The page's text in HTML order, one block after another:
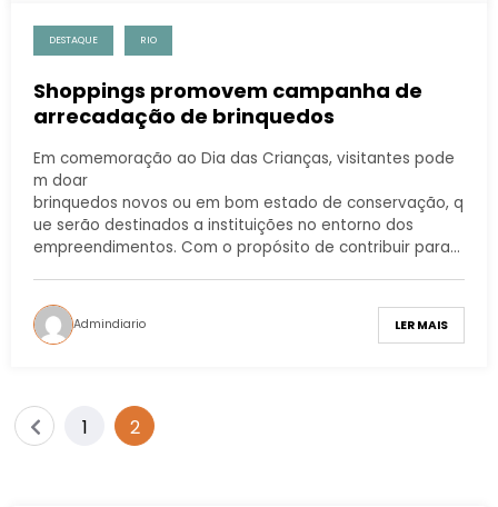
DESTAQUE RIO
Shoppings promovem campanha de
arrecadação de brinquedos
Em comemoração ao Dia das Crianças, visitantes pode
m doar
brinquedos novos ou em bom estado de conservação, q
ue serão destinados a instituições no entorno dos
empreendimentos. Com o propósito de contribuir para…
Admindiario LER MAIS
1 2